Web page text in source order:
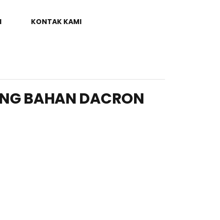
KONTAK KAMI
BAHAN DACRON